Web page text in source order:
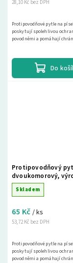
28,10 Kč bez DPH
Do
Protipovodňové pytle na
poskytují spolehlivou
povodněmi a pomáhají
Protipovodňový
dvoukomorový,
66 x 83 cm - 1ks
Skladem
53,72 Kč bez DPH
65 Kč / ks
Protipovodňové pytle na
poskytují spolehlivou
povodněmi a pomáhají